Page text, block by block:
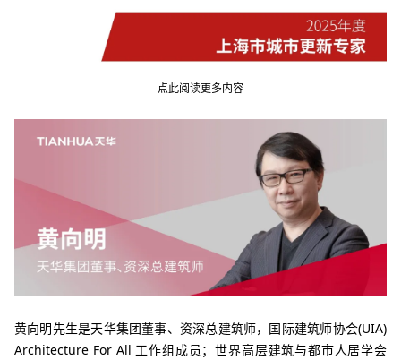
点此阅读更多内容
黄向明先生是天华集团董事、资深总建筑师， 国际建筑师协会(UIA)
Architecture For All 工作组成员；世界高层建筑与都市人居学会